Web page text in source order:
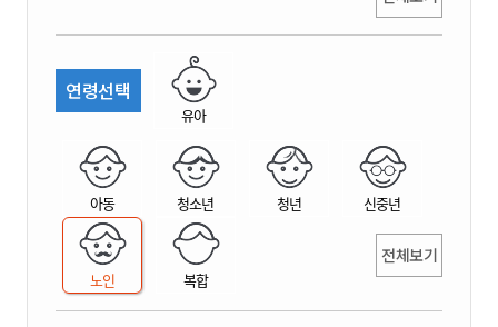
연령선택
유아
아동 청소년 청년 신중년
노인 복합
전체보기